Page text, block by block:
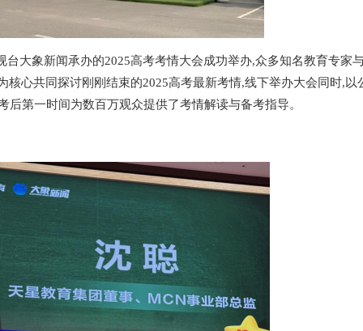
大象新闻承办的2025高考考情大会成功举办,众多知名教育专家
核心共同探讨刚刚结束的2025高考最新考情,线下举办大会同时,以
第一时间为数百万观众提供了考情解读与备考指导。